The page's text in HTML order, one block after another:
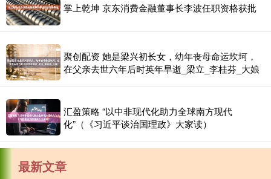
掌上乾坤 京东消费金融董事长李波任职资格获批
聚创配资 她是梁兴初长女，幼年丧母命运坎坷，
在父亲去世六年后时英年早逝_梁立_李桂芬_大娘
汇盈策略 “以中非现代化助力全球南方现代
化”（《习近平谈治国理政》大家读）
最新文章